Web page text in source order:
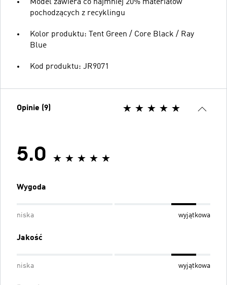
Model zawiera co najmniej 20% materiałów
pochodzących z recyklingu
Kolor produktu: Tent Green / Core Black / Ray
Blue
Kod produktu: JR9071
Opinie (9)
5.0
Wygoda
niska wyjątkowa
Jakość
niska wyjątkowa